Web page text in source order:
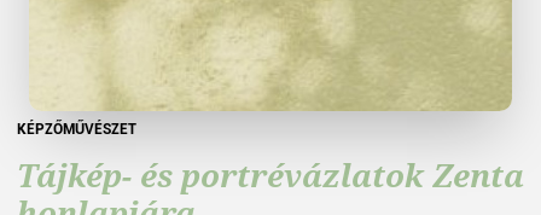
KÉPZŐMŰVÉSZET
Tájkép- és portrévázlatok Zenta